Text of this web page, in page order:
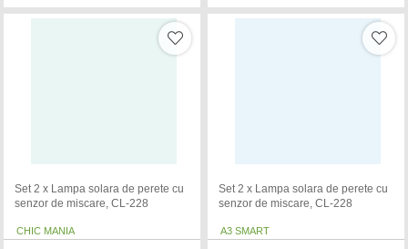
Set 2 x Lampa solara de perete cu
senzor de miscare, CL-228
CHIC MANIA
Set 2 x Lampa solara de perete cu
senzor de miscare, CL-228
A3 SMART